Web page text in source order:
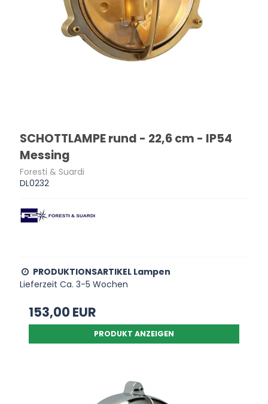
SCHOTTLAMPE rund - 22,6 cm - IP54
Messing
Foresti & Suardi
DL0232
PRODUKTIONSARTIKEL Lampen
Lieferzeit Ca. 3-5 Wochen
153,00 EUR
PRODUKT ANZEIGEN